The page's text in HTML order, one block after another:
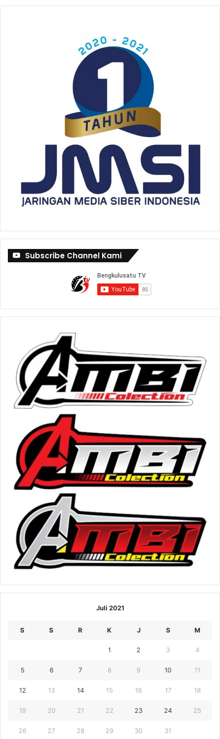
Subscribe Channel Kami
Juli 2021
S S R K J S M
1 2 3 4
5 6 7 8 9 10 11
12 13 14 15 16 17 18
19 20 21 22 23 24 25
26 27 28 29 30 31